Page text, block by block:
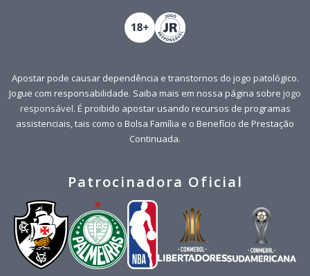
Apostar pode causar dependência e transtornos do jogo patológico.
Jogue com responsabilidade. Saiba mais em nossa página sobre jogo
responsável. É proibido apostar usando recursos de programas
assistenciais, tais como o Bolsa Família e o Benefício de Prestação
Continuada.
Patrocinadora Oficial